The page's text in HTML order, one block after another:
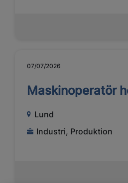
07/07/2026
Maskinoperatör
Lund
Industri, Produktion